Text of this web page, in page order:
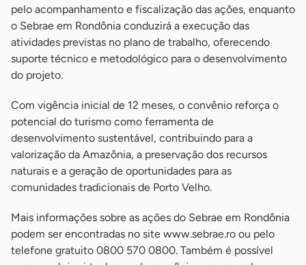
pelo acompanhamento e fiscalização das ações, enquanto
o Sebrae em Rondônia conduzirá a execução das
atividades previstas no plano de trabalho, oferecendo
suporte técnico e metodológico para o desenvolvimento
do projeto.
Com vigência inicial de 12 meses, o convênio reforça o
potencial do turismo como ferramenta de
desenvolvimento sustentável, contribuindo para a
valorização da Amazônia, a preservação dos recursos
naturais e a geração de oportunidades para as
comunidades tradicionais de Porto Velho.
Mais informações sobre as ações do Sebrae em Rondônia
podem ser encontradas no site www.sebrae.ro ou pelo
telefone gratuito 0800 570 0800. Também é possível